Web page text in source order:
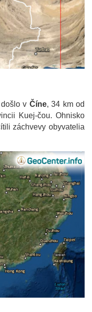
v Číne, 34 km od
Kuej-čou. Ohnisko
záchvevy obyvatelia